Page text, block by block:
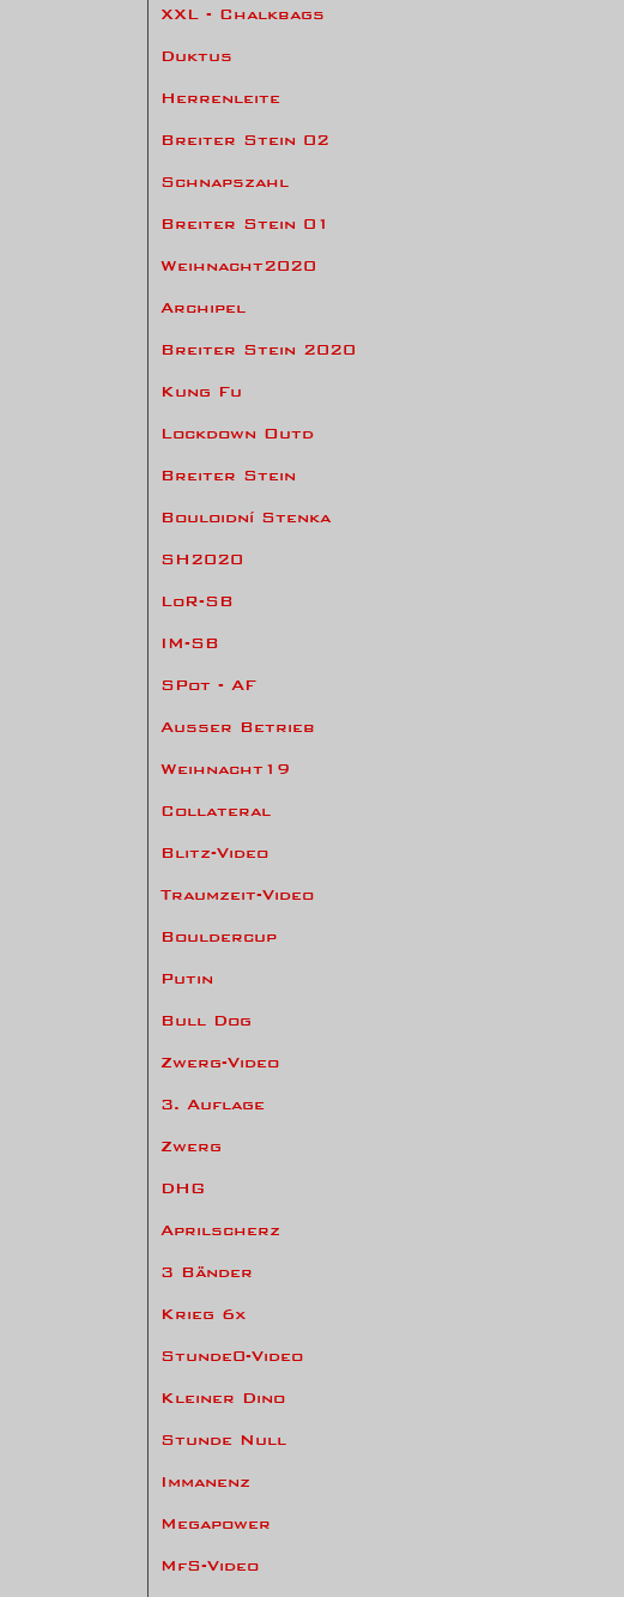
XXL - Chalkbags
Duktus
Herrenleite
Breiter Stein 02
Schnapszahl
Breiter Stein 01
Weihnacht2020
Archipel
Breiter Stein 2020
Kung Fu
Lockdown Outd
Breiter Stein
Bouloidní Stenka
SH2020
LoR-SB
IM-SB
SPot - AF
Ausser Betrieb
Weihnacht19
Collateral
Blitz-Video
Traumzeit-Video
Bouldercup
Putin
Bull Dog
Zwerg-Video
3. Auflage
Zwerg
DHG
Aprilscherz
3 Bänder
Krieg 6x
Stunde0-Video
Kleiner Dino
Stunde Null
Immanenz
Megapower
MfS-Video